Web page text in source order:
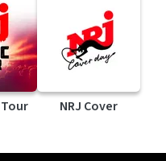
Tour NRJ Cover